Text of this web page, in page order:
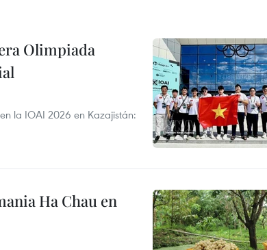
Olimpiada
la IOAI 2026 en Kazajistán:
Ha Chau en